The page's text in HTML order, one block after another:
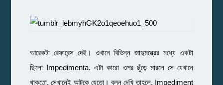
আরেকটা রেফারেন্স দেই। ওখানে বিভিন্ন জাদুমন্ত্রের মধ্যে একটা
ছিলো Impedimenta. এটা কারো ওপর ছুঁড়ে মারলে সে যেখানে
থাকতো, সেখানেই আটকে যেতো। বলুন দেখি তাহলে, Impediment